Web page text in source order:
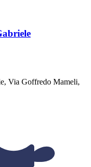
Via Goffredo Mameli,